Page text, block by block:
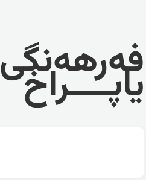
فەرهەنگی
یاپــــراخ